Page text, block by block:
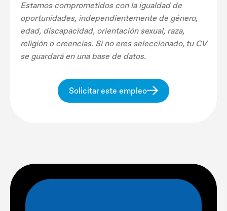
Estamos comprometidos con la igualdad de
oportunidades, independientemente de género,
edad, discapacidad, orientación sexual, raza,
religión o creencias. Si no eres seleccionado, tu CV
se guardará en una base de datos.
Solicitar este empleo